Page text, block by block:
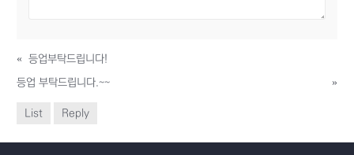
« 등업부탁드립니다!
등업 부탁드립니다.~~
»
List Reply